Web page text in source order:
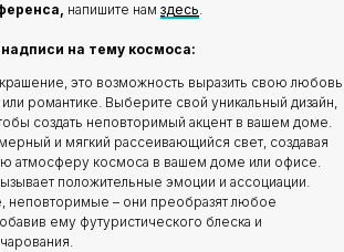
напишите нам здесь.
на тему космоса:
это возможность выразить свою любовь
или романтике. Выберите свой уникальный дизайн,
создать неповторимый акцент в вашем доме.
и мягкий рассеивающийся свет, создавая
атмосферу космоса в вашем доме или офисе.
положительные эмоции и ассоциации.
неповторимые – они преобразят любое
ему футуристического блеска и